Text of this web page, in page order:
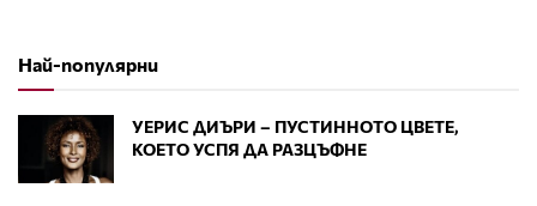
Най-популярни
УЕРИС ДИЪРИ – ПУСТИННОТО ЦВЕТЕ,
КОЕТО УСПЯ ДА РАЗЦЪФНЕ